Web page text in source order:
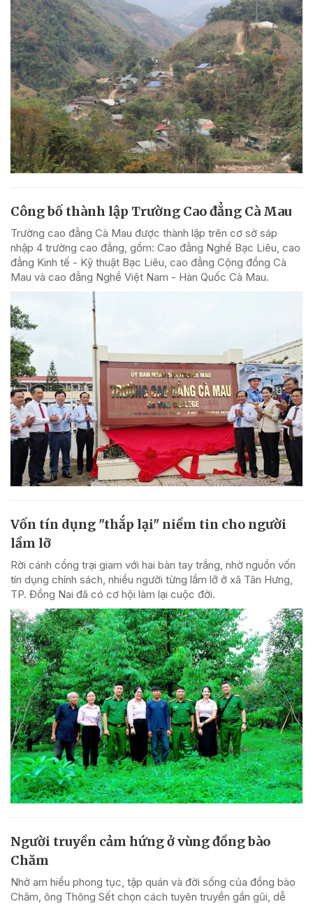
Công bố thành lập Trường Cao đẳng Cà Mau
Trường cao đẳng Cà Mau được thành lập trên cơ sở sáp
nhập 4 trường cao đẳng, gồm: Cao đẳng Nghề Bạc Liêu, cao
đẳng Kinh tế - Kỹ thuật Bạc Liêu, cao đẳng Cộng đồng Cà
Mau và cao đẳng Nghề Việt Nam - Hàn Quốc Cà Mau.
Vốn tín dụng "thắp lại" niềm tin cho người
lầm lỡ
Rời cánh cổng trại giam với hai bàn tay trắng, nhờ nguồn vốn
tín dụng chính sách, nhiều người từng lầm lỡ ở xã Tân Hưng,
TP. Đồng Nai đã có cơ hội làm lại cuộc đời.
Người truyền cảm hứng ở vùng đồng bào
Chăm
Nhờ am hiểu phong tục, tập quán và đời sống của đồng bào
Chăm, ông Thông Sết chọn cách tuyên truyền gần gũi, dễ